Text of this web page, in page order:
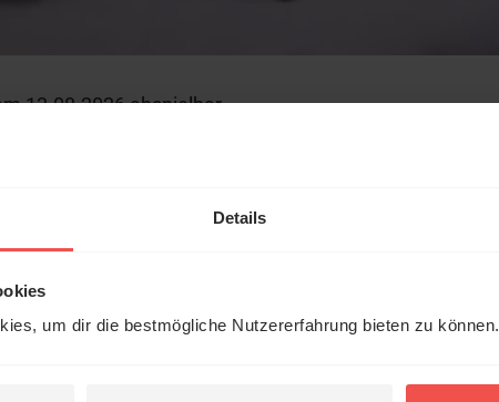
Details
um dir die bestmögliche Nutzererfahrung bieten zu können.
13.08.2026 abspielbar.
min.
das Volk
Projekt vom Bibellesebund